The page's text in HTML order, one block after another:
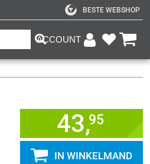
BESTE WEBSHOP
ACCOUNT
43,95
IN WINKELMAND